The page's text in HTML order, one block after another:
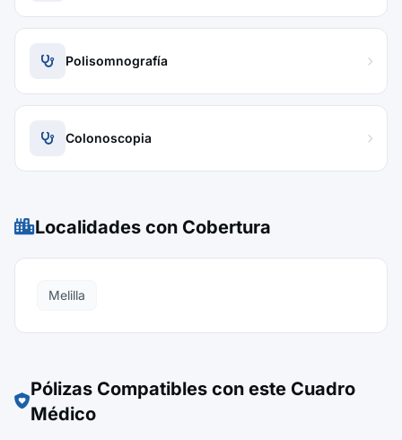
Polisomnografía
Colonoscopia
Localidades con Cobertura
Melilla
Pólizas Compatibles con este Cuadro
Médico